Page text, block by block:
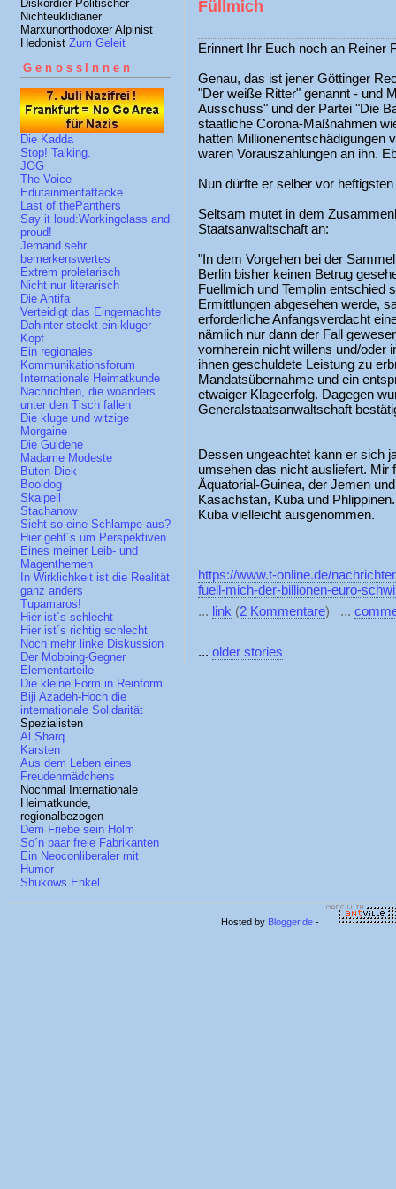
Diskordier Politischer
Nichteuklidianer
Marxunorthodoxer Alpinist
Hedonist Zum Geleit
GenossInnen
Die Kadda
Stop! Talking.
JOG
The Voice
Edutainmentattacke
Last of thePanthers
Say it loud:Workingclass and
proud!
Jemand sehr
bemerkenswertes
Extrem proletarisch
Nicht nur literarisch
Die Antifa
Verteidigt das Eingemachte
Dahinter steckt ein kluger
Kopf
Ein regionales
Kommunikationsforum
Internationale Heimatkunde
Nachrichten, die woanders
unter den Tisch fallen
Die kluge und witzige
Morgaine
Die Güldene
Madame Modeste
Buten Diek
Booldog
Skalpell
Stachanow
Sieht so eine Schlampe aus?
Hier geht´s um Perspektiven
Eines meiner Leib- und
Magenthemen
In Wirklichkeit ist die Realität
ganz anders
Tupamaros!
Hier ist´s schlecht
Hier ist´s richtig schlecht
Noch mehr linke Diskussion
Der Mobbing-Gegner
Elementarteile
Die kleine Form in Reinform
Biji Azadeh-Hoch die
internationale Solidarität
Spezialisten
Al Sharq
Karsten
Aus dem Leben eines
Freudenmädchens
Nochmal Internationale
Heimatkunde,
regionalbezogen
Dem Friebe sein Holm
So´n paar freie Fabrikanten
Ein Neoconliberaler mit
Humor
Shukows Enkel
Füllmich
Erinnert Ihr Euch noch an Reiner
Genau, das ist jener Göttinger
"Der weiße Ritter" genannt - und
Ausschuss" und der Partei "Die
staatliche Corona-Maßnahmen
hatten Millionenentschädigungen
waren Vorauszahlungen an ihn.
Nun dürfte er selber vor
Seltsam mutet in dem
Staatsanwaltschaft an:
"In dem Vorgehen bei der
Berlin bisher keinen Betrug
Fuellmich und Templin entschied
Ermittlungen abgesehen werde,
erforderliche Anfangsverdacht
nämlich nur dann der Fall
vornherein nicht willens und/oder
ihnen geschuldete Leistung zu
Mandatsübernahme und ein
etwaiger Klageerfolg. Dagegen
Generalstaatsanwaltschaft
Dessen ungeachtet kann er sich
umsehen das nicht ausliefert. Mir
Äquatorial-Guinea, der Jemen
Kasachstan, Kuba und
Kuba vielleicht ausgenommen.
https://www.t-online.de/
fuell-mich-der-billionen-euro-
... link (2 Kommentare) ...
... older stories
Hosted by Blogger.de -